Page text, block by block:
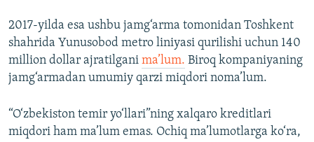
2017-yilda esa ushbu jamg‘arma tomonidan Toshkent
shahrida Yunusobod metro liniyasi qurilishi uchun 140
million dollar ajratilgani ma’lum. Biroq kompaniyaning
jamg‘armadan umumiy qarzi miqdori noma’lum.
“O‘zbekiston temir yo‘llari”ning xalqaro kreditlari
miqdori ham ma’lum emas. Ochiq ma’lumotlarga ko‘ra,